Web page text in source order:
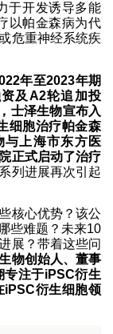
于开发诱导多能
以帕金森病为代
危重神经系统疾
年至2023年期
及A2轮追加投
士泽生物宣布入
细胞治疗帕金森
与上海市东方医
正式启动了治疗
列进展再次引起
核心优势？该公
些难题？未来10
展？带着这些问
物创始人、董事
专注于iPSC衍生
iPSC衍生细胞领